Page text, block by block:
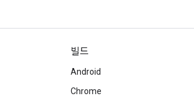
빌드
Android
Chrome